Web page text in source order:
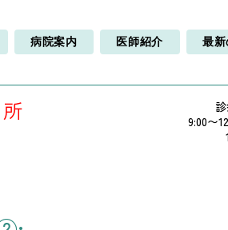
病院案内 医師紹介 最
9:00〜